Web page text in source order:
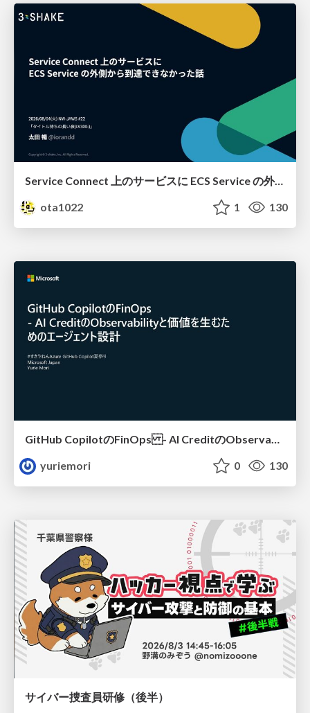
Service Connect 上のサービスに ECS Service の外側から到達できなかった話
ota1022
1 130
yuriemori
0 130
サイバー捜査員研修（後半）